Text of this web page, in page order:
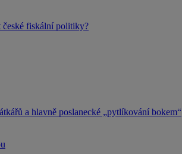
české fiskální politiky?
a hlavně poslanecké „pytlíkování bokem“